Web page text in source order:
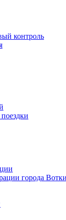
контроль
города